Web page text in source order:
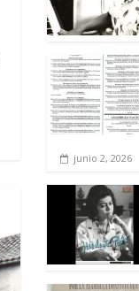
junio 2, 2026